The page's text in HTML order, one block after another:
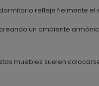
refleje fielmente el
un ambiente
muebles suelen